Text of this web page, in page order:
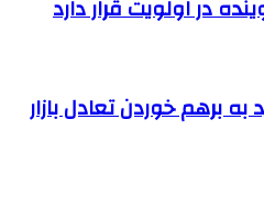
در اولویت قرار دارد
به برهم خوردن تعادل بازار